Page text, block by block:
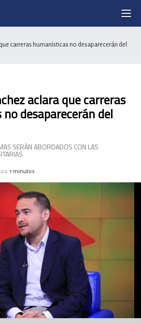
carreras humanísticas no desaparecerán del
aclara que carreras
desaparecerán del
SERÁN ABORDADOS CON LAS
1 minutos